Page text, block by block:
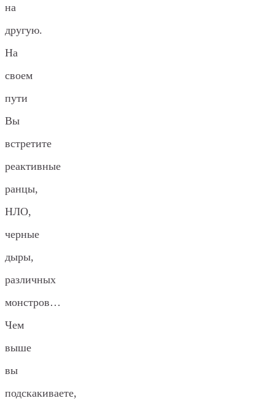
на
другую.
На
своем
пути
Вы
встретите
реактивные
ранцы,
НЛО,
черные
дыры,
различных
монстров…
Чем
выше
вы
подскакиваете,